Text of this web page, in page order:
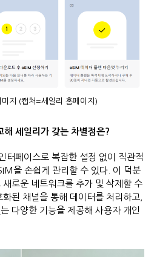
지 (캡처=세일리 홈페이지)
세일리가 갖는 차별점은?
터페이스로 복잡한 설정 없이 직관적
을 손쉽게 관리할 수 있다. 이 덕분
로운 네트워크를 추가 및 삭제할 수
된 채널을 통해 데이터를 처리하고,
다양한 기능을 제공해 사용자 개인